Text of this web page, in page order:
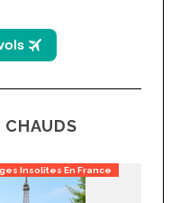
CHAUDS
Insolites En France